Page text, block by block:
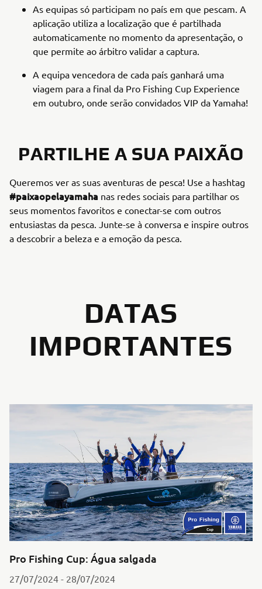
As equipas só participam no país em que pescam. A
aplicação utiliza a localização que é partilhada
automaticamente no momento da apresentação, o
que permite ao árbitro validar a captura.
A equipa vencedora de cada país ganhará uma
viagem para a final da Pro Fishing Cup Experience
em outubro, onde serão convidados VIP da Yamaha!
PARTILHE A SUA PAIXÃO
Queremos ver as suas aventuras de pesca! Use a hashtag
#paixaopelayamaha nas redes sociais para partilhar os
seus momentos favoritos e conectar-se com outros
entusiastas da pesca. Junte-se à conversa e inspire outros
a descobrir a beleza e a emoção da pesca.
DATAS
IMPORTANTES
Pro Fishing Cup: Água salgada
27/07/2024 - 28/07/2024